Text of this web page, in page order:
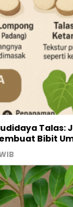
Talas:
Bibit